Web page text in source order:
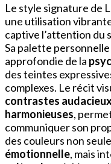
Le style signature de
une utilisation
captive l’attention du
Sa palette
approfondie de la
des teintes
complexes. Le récit
contrastes
harmonieuses,
communiquer son
des couleurs non
émotionnelle, mais